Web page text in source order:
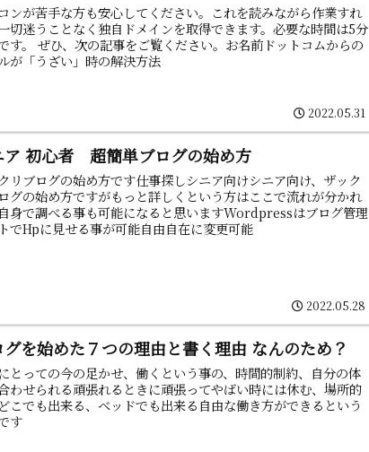
ンが苦手な方も安心してください。これを読みながら作業すれ
切迷うことなく独自ドメインを取得できます。必要な時間は5分
す。 ぜひ、次の記事をご覧ください。お名前ドットコムからの
が「うざい」時の解決方法
2022.05.31
ア 初心者 超簡単ブログの始め方
リブログの始め方です仕事探しシニア向けシニア向け、ザック
グの始め方ですがもっと詳しくという方はここで流れが分かれ
身で調べる事も可能になると思いますWordpressはブログ管理
でHpに見せる事が可能自由自在に変更可能
2022.05.28
グを始めた７つの理由と書く理由 なんのため？
とっての今の足かせ、働くという事の、時間的制約、自分の体
わせられる頑張れるときに頑張ってやばい時には休む、場所的
こでも出来る、ベッドでも出来る自由な働き方ができるという
す